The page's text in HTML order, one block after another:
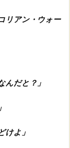
リアン・ウォー
だと？」
けよ」